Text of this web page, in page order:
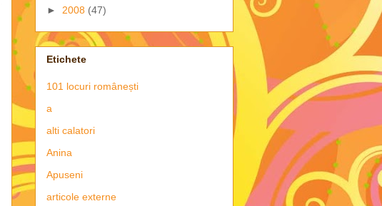
► 2008 (47)
Etichete
101 locuri românești
a
alti calatori
Anina
Apuseni
articole externe